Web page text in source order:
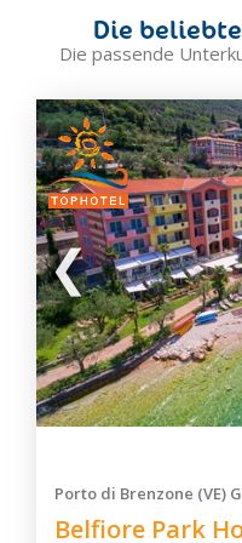
Chioggia
Cibiana di Cadore
Cison di Valmarino
Cittadella
Colle Santa Lucia
Cortina d'Ampezzo
Dolo
Eraclea
Este
Falcade
Farra di Soligo
Feltre
Garda
Die
Die passende
Porto di Brenzone (VE)
Belfiore Park